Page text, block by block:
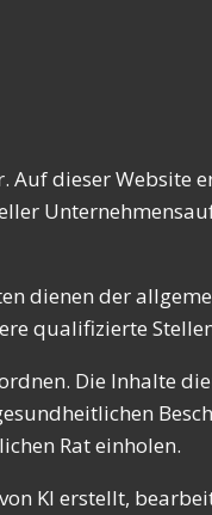
dieser Website
dienen der
qualifizierte
Die Inhalte
Rat einholen.
KI erstellt,